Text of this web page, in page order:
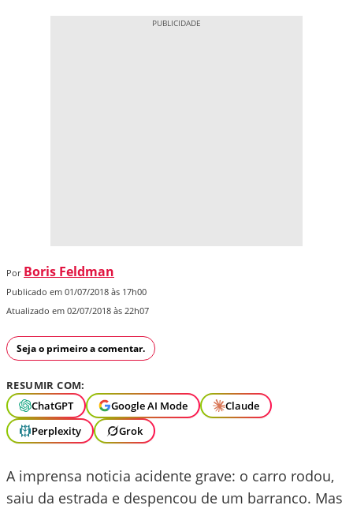
Por Boris Feldman
Publicado em 01/07/2018 às 17h00
Atualizado em 02/07/2018 às 22h07
Seja o primeiro a comentar.
RESUMIR COM:
ChatGPT
Google AI Mode
Claude
Perplexity
Grok
A imprensa noticia acidente grave: o carro rodou,
saiu da estrada e despencou de um barranco. Mas